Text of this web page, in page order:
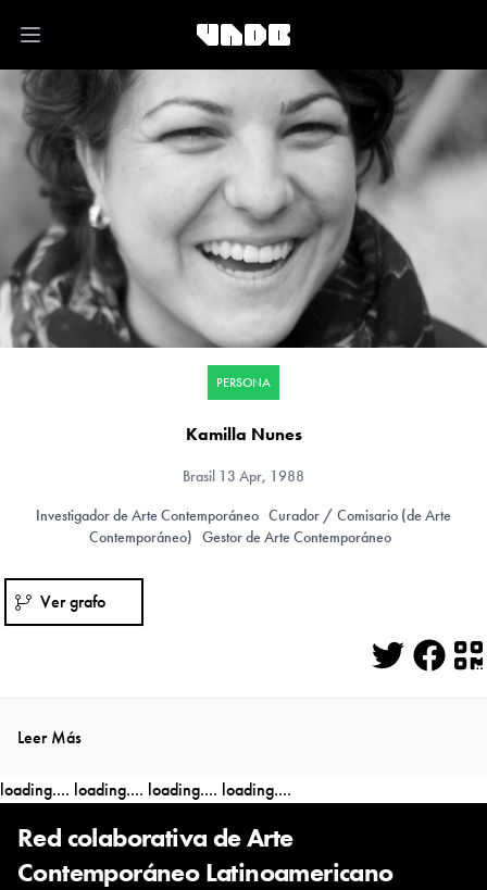
Open main menu
PERSONA
Kamilla Nunes
Brasil 13 Apr, 1988
Investigador de Arte Contemporáneo Curador / Comisario (de Arte
Contemporáneo) Gestor de Arte Contemporáneo
Ver grafo
Twitter
Leer Más
loading.... loading.... loading.... loading....
Red colaborativa de Arte
Contemporáneo Latinoamericano